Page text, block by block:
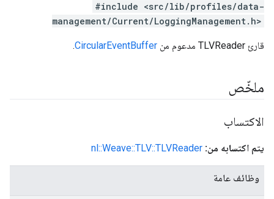
#include <src/lib/profiles/data-
management/Current/LoggingManagement.h>
قارئ TLVReader مدعوم من CircularEventBuffer
.
ملخّص
الاكتساب
يتم اكتسابه من: nl::Weave::TLV::TLVReader
وظائف عامة